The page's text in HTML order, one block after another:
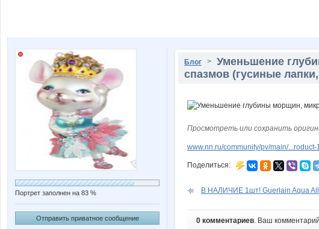
Портрет заполнен на 83 %
Отправить приватное сообщение
Блог > Уменьшение
спазмов (гусиные
Просмотреть или сохранить
www.nn.ru/community/pv/main/...roduct-
Поделиться:
В НАЛИЧИЕ 1шт! Guerlain Aqua
0 комментариев. Ваш